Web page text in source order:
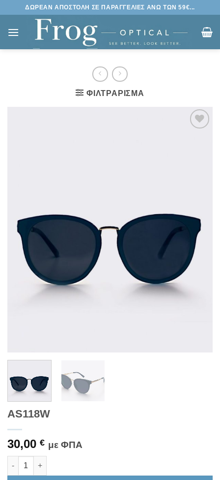
Μετάβαση
περιεχόμενο
ΔΩΡΕΑΝ ΑΠΟΣΤΟΛΗ ΣΕ ΠΑΡΑΓΓΕΛΙΕΣ ΑΝΩ ΤΩΝ 59€...
ΦΙΛΤΡΆΡΙΣΜΑ
AS118W
30,00 € με ΦΠΑ
AS118W ποσότητα
Alternative: